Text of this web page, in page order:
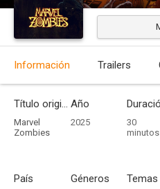
Información Trailers
Título original
Marvel
Zombies
Año
2025
30
minutos
País Géneros Temas